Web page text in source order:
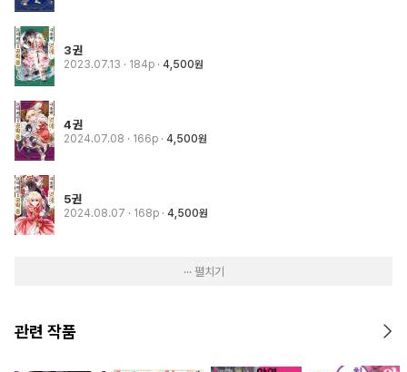
3권
2023.07.13 · 184p 4,500원
4권
2024.07.08 · 166p 4,500원
5권
2024.08.07 · 168p 4,500원
··· 펼치기
관련 작품